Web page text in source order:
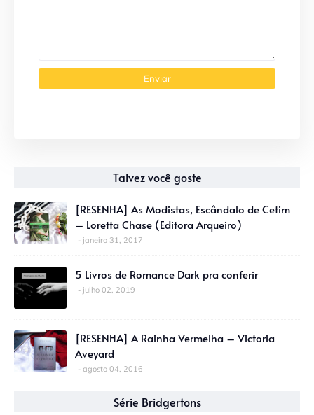
Talvez você goste
[RESENHA] As Modistas, Escândalo de Cetim
– Loretta Chase (Editora Arqueiro)
janeiro 31, 2017
5 Livros de Romance Dark pra conferir
julho 02, 2019
[RESENHA] A Rainha Vermelha – Victoria
Aveyard
agosto 04, 2016
Série Bridgertons